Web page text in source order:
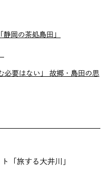
岡の茶処島田」
必要はない」 故郷・島田の思
「旅する大井川」